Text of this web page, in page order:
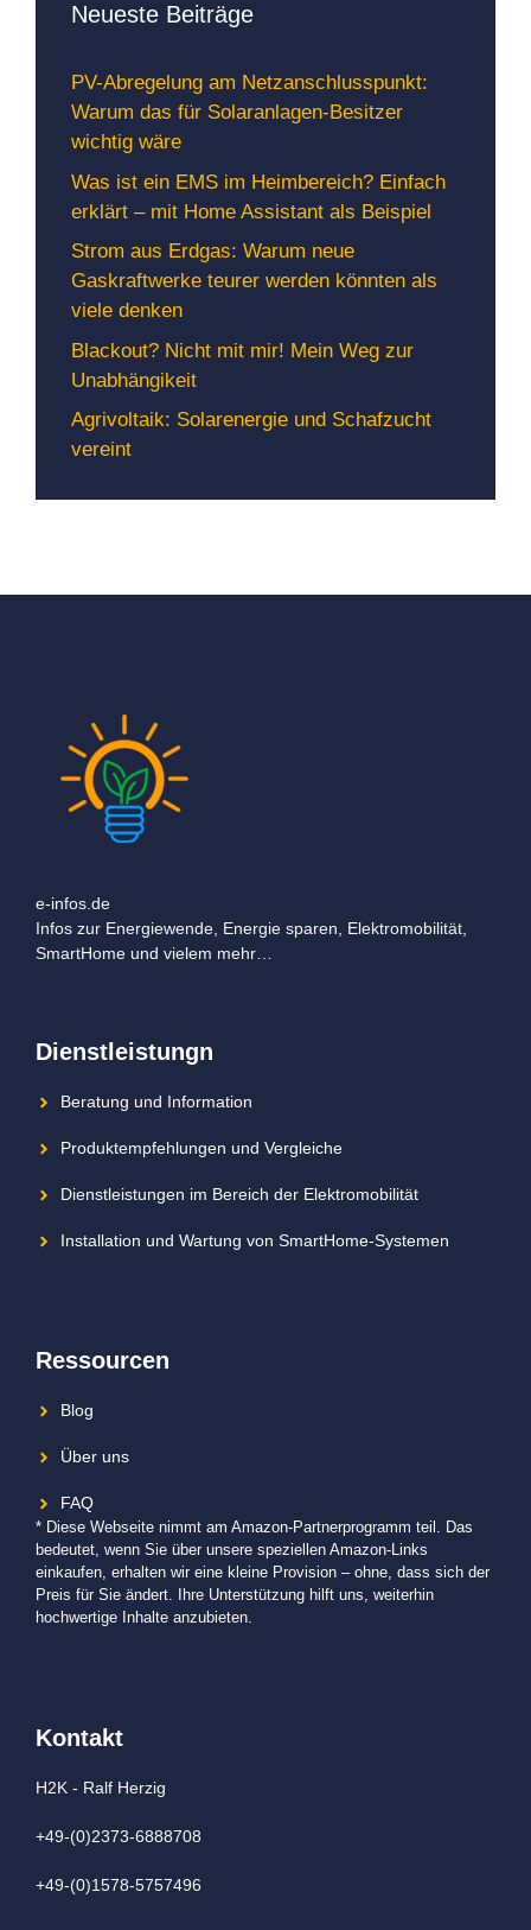
Neueste Beiträge
PV-Abregelung am Netzanschlusspunkt:
Warum das für Solaranlagen-Besitzer
wichtig wäre
Was ist ein EMS im Heimbereich? Einfach
erklärt – mit Home Assistant als Beispiel
Strom aus Erdgas: Warum neue
Gaskraftwerke teurer werden könnten als
viele denken
Blackout? Nicht mit mir! Mein Weg zur
Unabhängikeit
Agrivoltaik: Solarenergie und Schafzucht
vereint
e-infos.de
Infos zur Energiewende, Energie sparen, Elektromobilität,
SmartHome und vielem mehr…
Dienstleistungn
Beratung und Information
Produktempfehlungen und Vergleiche
Dienstleistungen im Bereich der Elektromobilität
Installation und Wartung von SmartHome-Systemen
Ressourcen
Blog
Über uns
FAQ
* Diese Webseite nimmt am Amazon-Partnerprogramm teil. Das
bedeutet, wenn Sie über unsere speziellen Amazon-Links
einkaufen, erhalten wir eine kleine Provision – ohne, dass sich der
Preis für Sie ändert. Ihre Unterstützung hilft uns, weiterhin
hochwertige Inhalte anzubieten.
Kontakt
H2K - Ralf Herzig
+49-(0)2373-6888708
+49-(0)1578-5757496